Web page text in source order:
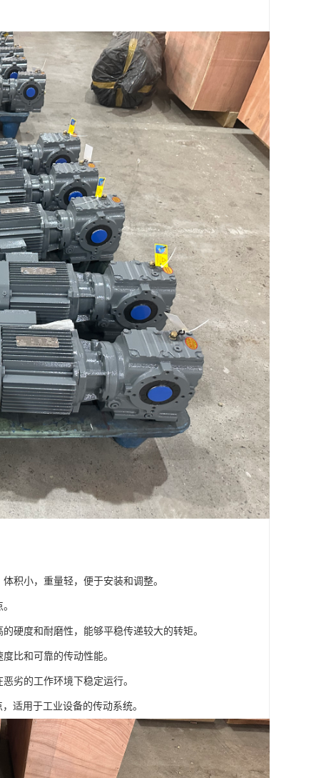
积小，重量轻，便于安装和调整。
硬度和耐磨性，能够平稳传递较大的转矩。
比和可靠的传动性能。
劣的工作环境下稳定运行。
适用于工业设备的传动系统。